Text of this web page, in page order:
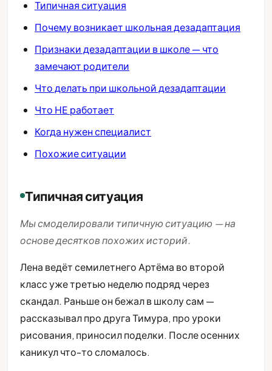
Типичная ситуация
Почему возникает школьная дезадаптация
Признаки дезадаптации в школе — что
замечают родители
Что делать при школьной дезадаптации
Что НЕ работает
Когда нужен специалист
Похожие ситуации
Типичная ситуация
Мы смоделировали типичную ситуацию — на
основе десятков похожих историй.
Лена ведёт семилетнего Артёма во второй
класс уже третью неделю подряд через
скандал. Раньше он бежал в школу сам —
рассказывал про друга Тимура, про уроки
рисования, приносил поделки. После осенних
каникул что-то сломалось.